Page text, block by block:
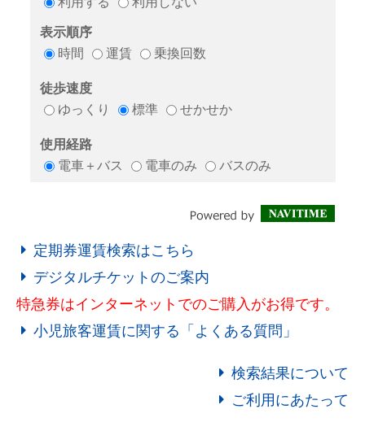
定期券運賃検索はこちら
デジタルチケットのご案内
特急券はインターネットでのご購入がお得です。
小児旅客運賃に関する「よくある質問」
検索結果について
ご利用にあたって